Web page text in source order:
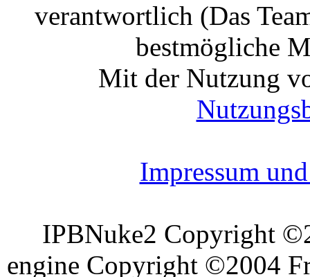
verantwortlich (Das
bestmögliche
Mit der Nutzung
Impressum
IPBNuke2 Copyright
engine Copyright ©2004